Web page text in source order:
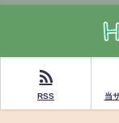
RSS 当